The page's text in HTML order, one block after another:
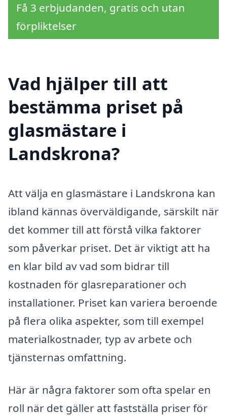
Få 3 erbjudanden, gratis och utan
förpliktelser
Vad hjälper till att
bestämma priset på
glasmästare i
Landskrona?
Att välja en glasmästare i Landskrona kan
ibland kännas överväldigande, särskilt när
det kommer till att förstå vilka faktorer
som påverkar priset. Det är viktigt att ha
en klar bild av vad som bidrar till
kostnaden för glasreparationer och
installationer. Priset kan variera beroende
på flera olika aspekter, som till exempel
materialkostnader, typ av arbete och
tjänsternas omfattning.
Här är några faktorer som ofta spelar en
roll när det gäller att fastställa priser för